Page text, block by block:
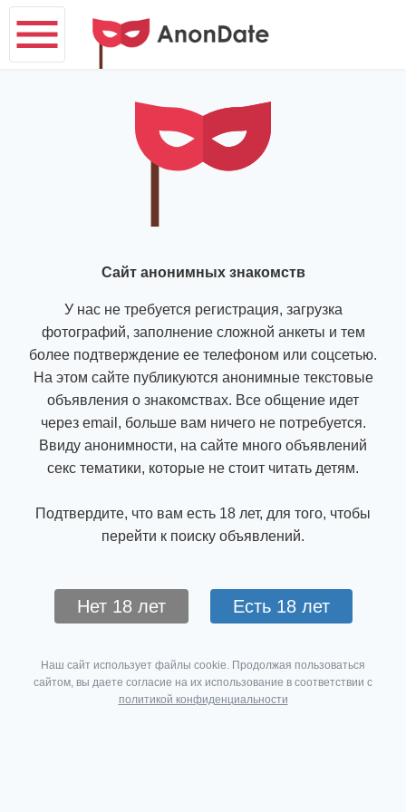
Сайт анонимных знакомств
У нас не требуется регистрация, загрузка
фотографий, заполнение сложной анкеты и тем
более подтверждение ее телефоном или соцсетью.
На этом сайте публикуются анонимные текстовые
объявления о знакомствах. Все общение идет
через email, больше вам ничего не потребуется.
Ввиду анонимности, на сайте много объявлений
секс тематики, которые не стоит читать детям.
Подтвердите, что вам есть 18 лет, для того, чтобы
перейти к поиску объявлений.
Нет 18 лет Есть 18 лет
Наш сайт использует файлы cookie. Продолжая пользоваться
сайтом, вы даете согласие на их использование в соответствии с
политикой конфиденциальности